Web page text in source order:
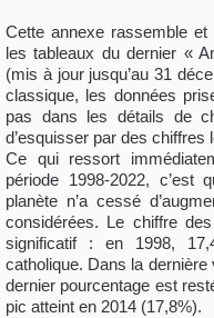
Cette annexe rassemble
les tableaux du dernier «
(mis à jour jusqu’au 31
classique, les données
pas dans les détails de
d’esquisser par des chiffres
Ce qui ressort
période 1998-2022,
planète n’a cessé
considérées. Le chiffre
significatif : en 1998,
catholique. Dans la
dernier pourcentage est
pic atteint en 2014 (17,8%).